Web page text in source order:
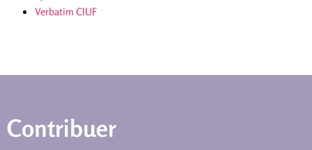
Verbatim CIUF
Contribuer